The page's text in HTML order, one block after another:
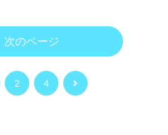
次のページ
2 4 次